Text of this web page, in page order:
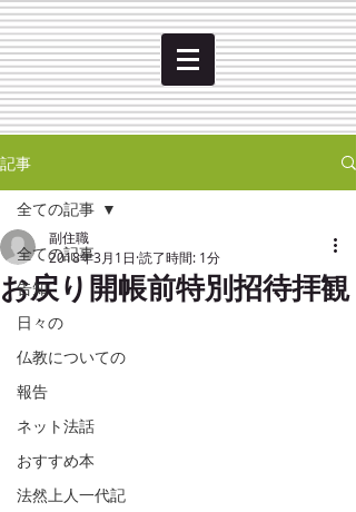
記事
全ての記事
告知
日々の
仏教についての
報告
ネット法話
おすすめ本
法然上人一代記
全ての記事
お戻り開帳前特別招待拝観
副住職
2018年3月1日 読了時間: 1分